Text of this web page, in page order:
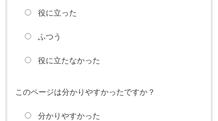
役に立った
ふつう
役に立たなかった
このページは分かりやすかったですか？
分かりやすかった